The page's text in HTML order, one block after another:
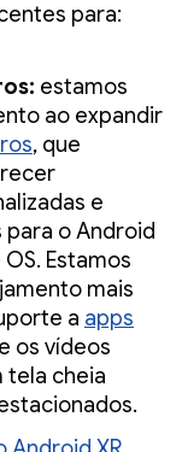
para:
estamos
ao expandir
, que
e
o Android
Estamos
mais
a apps
os vídeos
tela cheia